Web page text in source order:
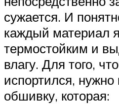
сужается. И
каждый материал
термостойким и
влагу. Для того,
испортился,
обшивку, которая: